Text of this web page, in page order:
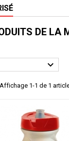
DE LA

Affichage 1-1 de 1